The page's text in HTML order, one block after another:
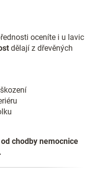
oceníte i u lavic
dělají z dřevěných
chodby nemocnice